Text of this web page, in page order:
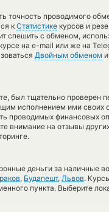
точность проводимого
к Статистике курсов и
спешить с обменом,
на e-mail или же на
Двойным обменом
был тщательно проверен
исполнением ими своих
проводимых финансовых
внимание на отзывы
деньги за наличные
, Будапешт, Львов.
пункта. Выберите